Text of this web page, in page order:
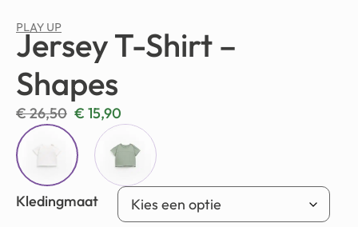
PLAY UP
Jersey T-Shirt –
Shapes
€26,50 € 15,90
Kledingmaat